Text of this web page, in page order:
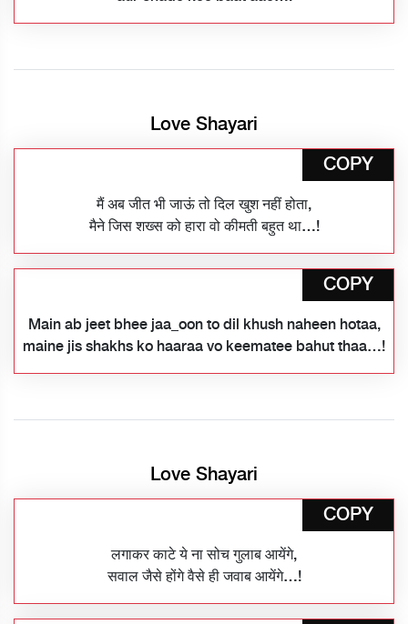
Love Shayari
COPY
मैं अब जीत भी जाऊं तो दिल खुश नहीं होता,
मैने जिस शख्स को हारा वो कीमती बहुत था…!
COPY
Main ab jeet bhee jaa_oon to dil khush naheen hotaa,
maine jis shakhs ko haaraa vo keematee bahut thaa…!
Love Shayari
COPY
लगाकर काटे ये ना सोच गुलाब आयेंगे,
सवाल जैसे होंगे वैसे ही जवाब आयेंगे…!